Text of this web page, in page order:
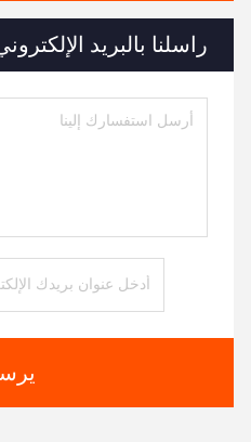
راسلنا بالبريد